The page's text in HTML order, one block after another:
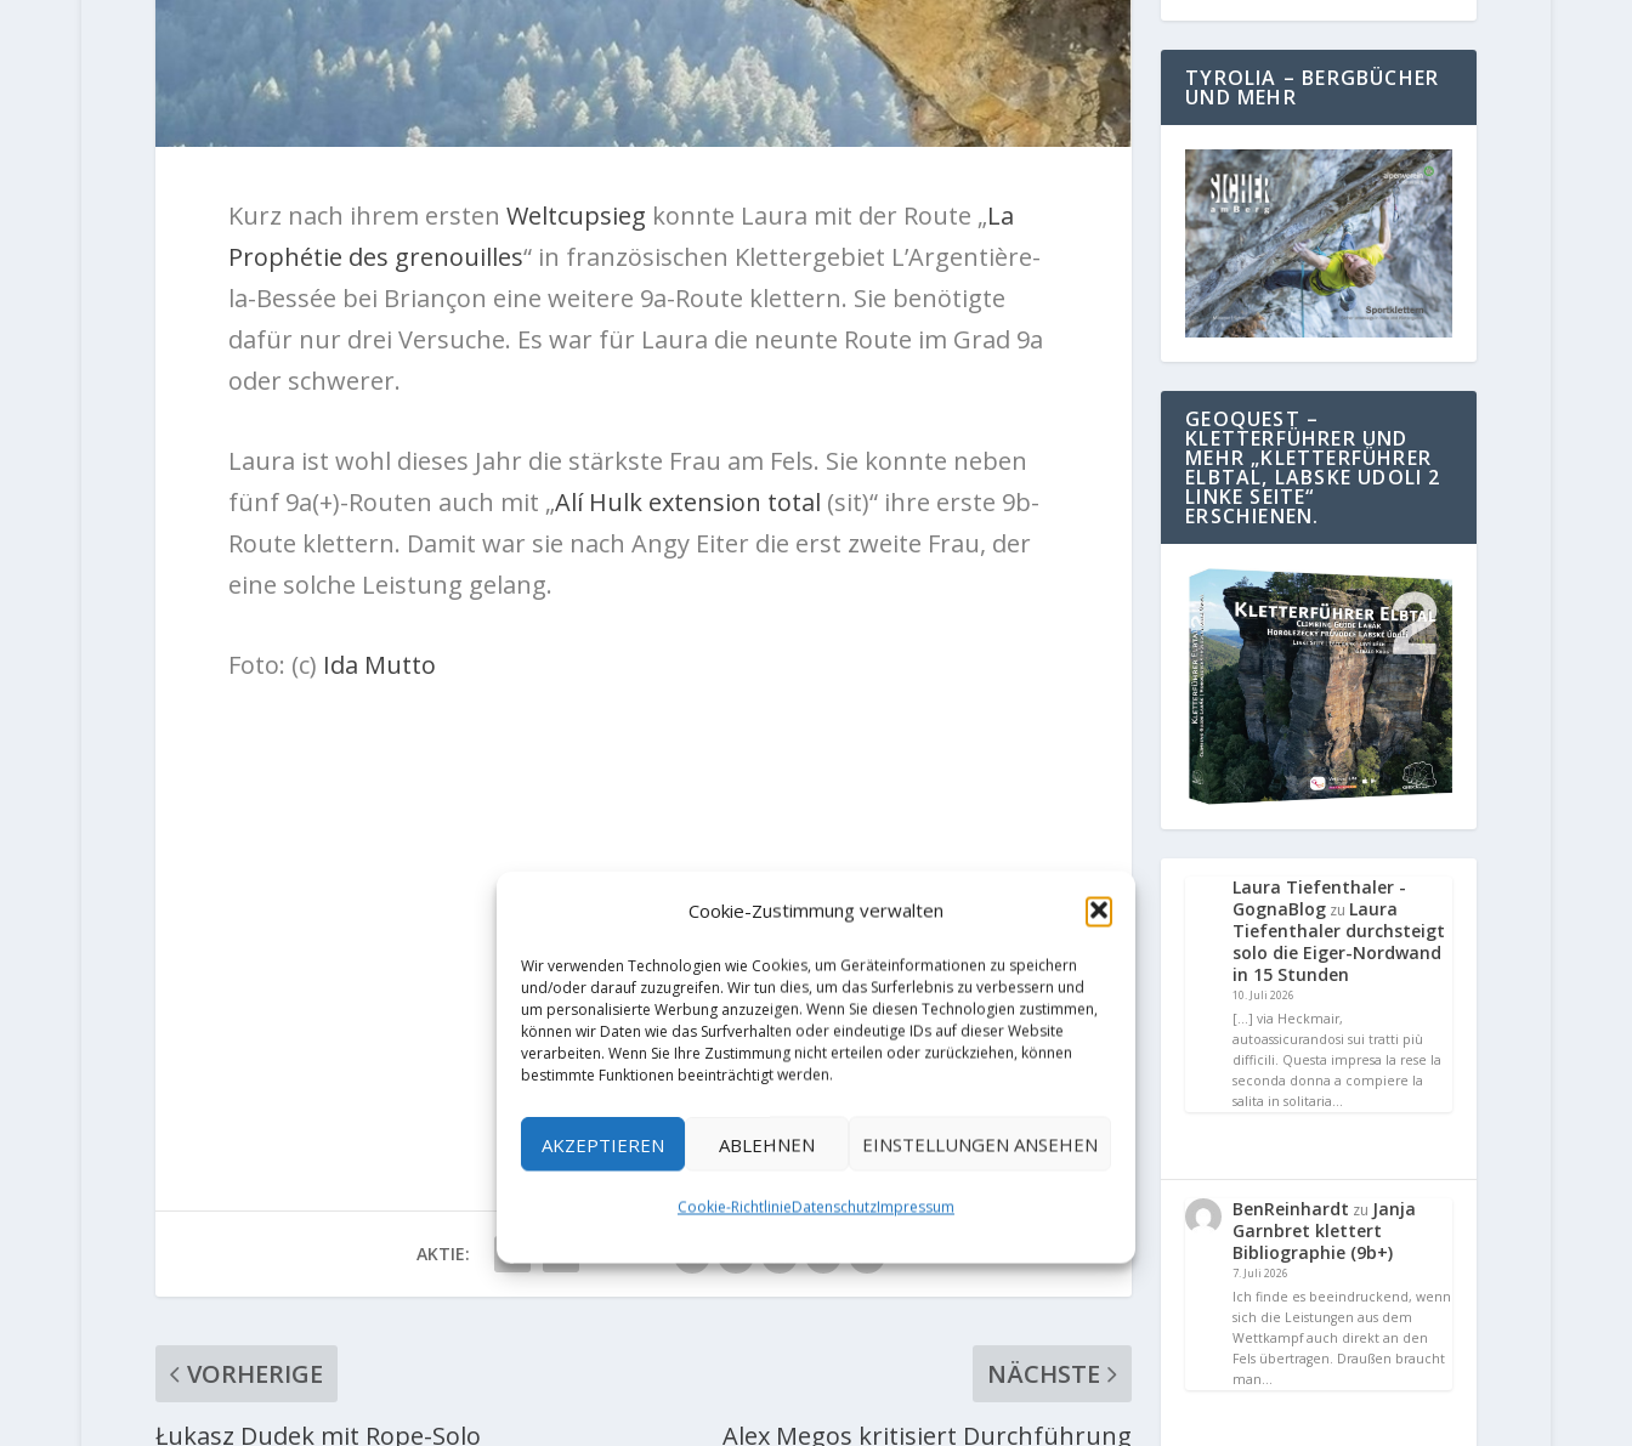
Cookie-Zustimmung verwalten
Wir verwenden Technologien wie Cookies, um Geräteinformationen zu speichern
und/oder darauf zuzugreifen. Wir tun dies, um das Surferlebnis zu verbessern und
um personalisierte Werbung anzuzeigen. Wenn Sie diesen Technologien zustimmen,
können wir Daten wie das Surfverhalten oder eindeutige IDs auf dieser Website
verarbeiten. Wenn Sie Ihre Zustimmung nicht erteilen oder zurückziehen, können
bestimmte Funktionen beeinträchtigt werden.
AKZEPTIEREN ABLEHNEN EINSTELLUNGEN ANSEHEN
Cookie-RichtlinieDatenschutzImpressum
Kurz nach ihrem ersten Weltcupsieg konnte Laura mit der Route „La
Prophétie des grenouilles“ in französischen Klettergebiet L’Argentière-
la-Bessée bei Briançon eine weitere 9a-Route klettern. Sie benötigte
dafür nur drei Versuche. Es war für Laura die neunte Route im Grad 9a
oder schwerer.
Laura ist wohl dieses Jahr die stärkste Frau am Fels. Sie konnte neben
fünf 9a(+)-Routen auch mit „Alí Hulk extension total (sit)“ ihre erste 9b-
Route klettern. Damit war sie nach Angy Eiter die erst zweite Frau, der
eine solche Leistung gelang.
Foto: (c) Ida Mutto
AKTIE:
VORHERIGE
Łukasz Dudek mit Rope-Solo
NÄCHSTE
Alex Megos kritisiert Durchführung
TYROLIA – BERGBÜCHER
UND MEHR
GEOQUEST –
KLETTERFÜHRER UND
MEHR „KLETTERFÜHRER
ELBTAL, LABSKE UDOLI 2
LINKE SEITE“
ERSCHIENEN.
Laura Tiefenthaler -
GognaBlog zu Laura
Tiefenthaler durchsteigt
solo die Eiger-Nordwand
in 15 Stunden
10. Juli 2026
[…] via Heckmair,
autoassicurandosi sui tratti più
difficili. Questa impresa la rese la
seconda donna a compiere la
salita in solitaria…
BenReinhardt zu Janja
Garnbret klettert
Bibliographie (9b+)
7. Juli 2026
Ich finde es beeindruckend, wenn
sich die Leistungen aus dem
Wettkampf auch direkt an den
Fels übertragen. Draußen braucht
man…